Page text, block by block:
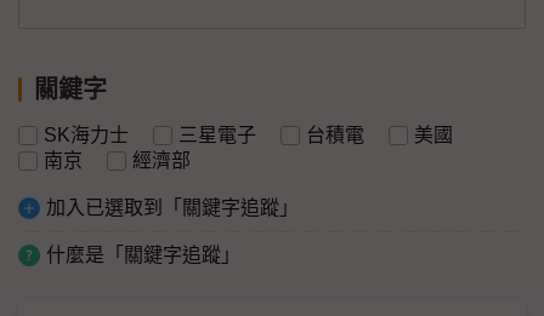
關鍵字
SK海力士 三星電子 台積電
美國
南京
經濟部
加入已選取到「關鍵字追蹤」
什麼是「關鍵字追蹤」